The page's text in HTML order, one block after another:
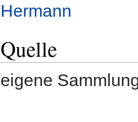
Hermann
Quelle
eigene